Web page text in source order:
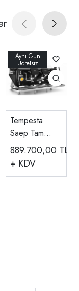
Tempesta
Saep Tam
Otomatik 3
Gruplu
Espresso
889.700,00 TL
+ KDV